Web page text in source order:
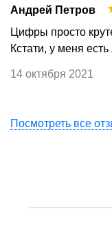
Андрей Петров
Цифры просто
Кстати, у меня
14 октября 2021
Посмотреть все